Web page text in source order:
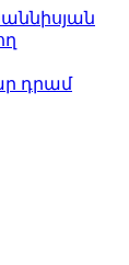
դրամ